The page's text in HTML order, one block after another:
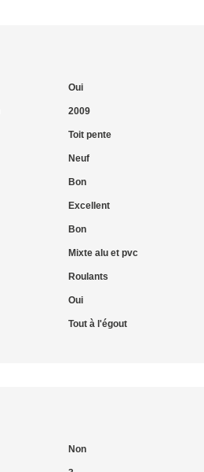
Oui
2009
Toit pente
Neuf
Bon
Excellent
Bon
Mixte alu et pvc
Roulants
Oui
Tout à l'égout
Non